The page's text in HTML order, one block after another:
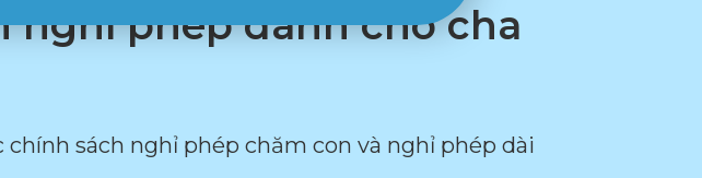
nghỉ phép dành cho cha
sách nghỉ phép chăm con và nghỉ phép dài